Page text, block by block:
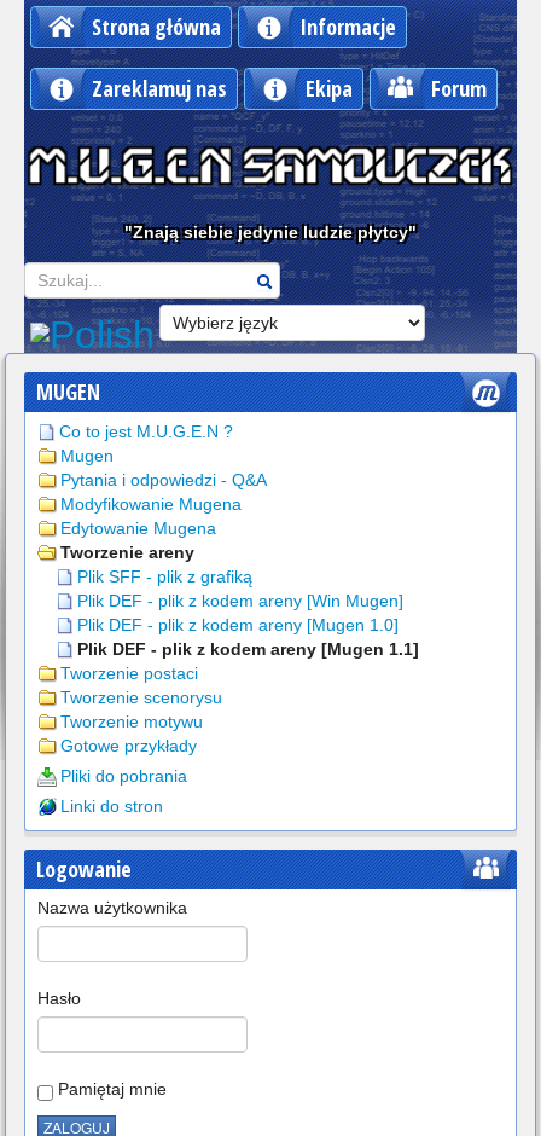
Strona główna Informacje
Zareklamuj nas Ekipa Forum
"Znają siebie jedynie ludzie płytcy"
Szukaj
MUGEN
Co to jest M.U.G.E.N ?
Mugen
Pytania i odpowiedzi - Q&A
Modyfikowanie Mugena
Edytowanie Mugena
Tworzenie areny
Plik SFF - plik z grafiką
Plik DEF - plik z kodem areny [Win Mugen]
Plik DEF - plik z kodem areny [Mugen 1.0]
Plik DEF - plik z kodem areny [Mugen 1.1]
Tworzenie postaci
Tworzenie scenorysu
Tworzenie motywu
Gotowe przykłady
Pliki do pobrania
Linki do stron
Logowanie
Nazwa użytkownika
Hasło
Pamiętaj mnie